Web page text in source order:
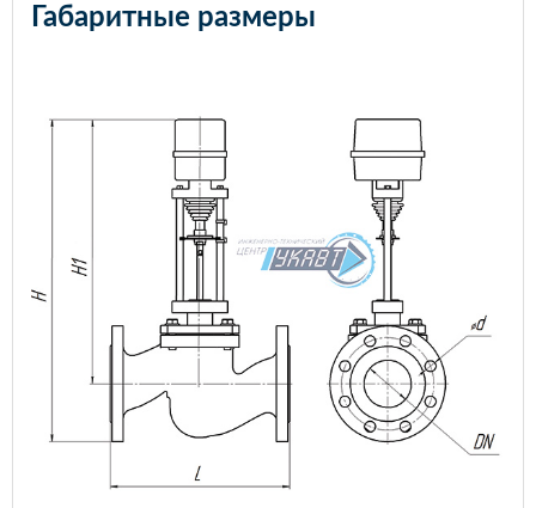
Габаритные размеры